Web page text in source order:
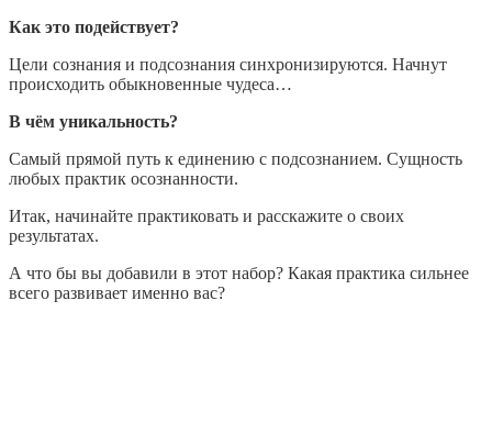
Как это подействует?
Цели сознания и подсознания синхронизируются. Начнут
происходить обыкновенные чудеса…
В чём уникальность?
Самый прямой путь к единению с подсознанием. Сущность
любых практик осознанности.
Итак, начинайте практиковать и расскажите о своих
результатах.
А что бы вы добавили в этот набор? Какая практика сильнее
всего развивает именно вас?